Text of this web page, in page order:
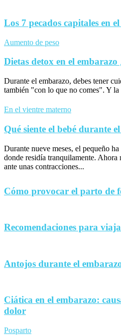
Los 7 pecados capitales en
Aumento de peso
Dietas detox en el embarazo
Durante el embarazo, debes tener
también "con lo que no comes". Y la
En el vientre materno
Qué siente el bebé durante
Durante nueve meses, el pequeño
donde residía tranquilamente. Ahora
ante unas contracciones...
Cómo provocar el parto de
Recomendaciones para
Antojos durante el
Ciática en el embarazo:
dolor
Posparto